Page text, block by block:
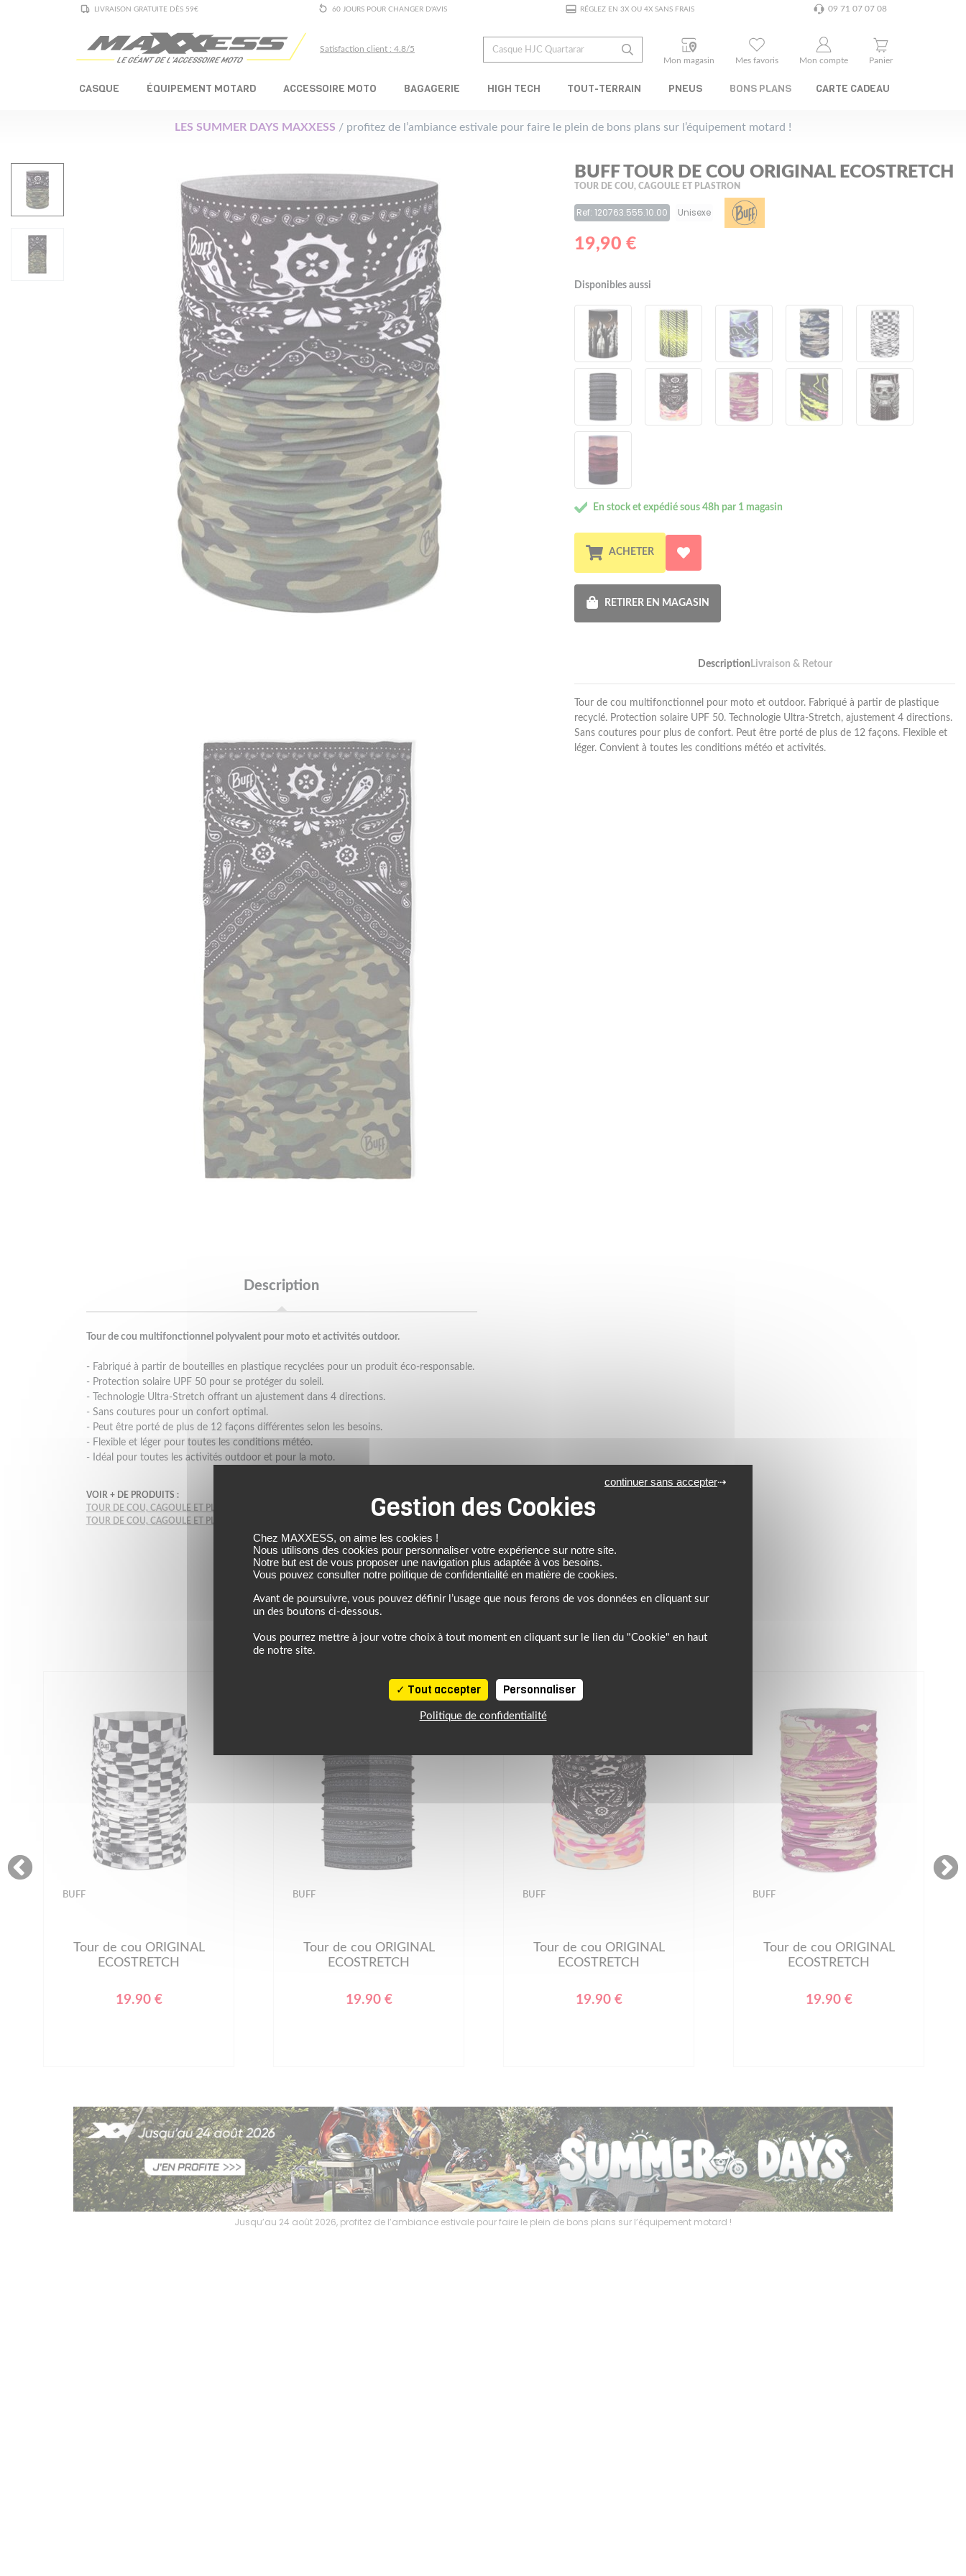
LIVRAISON GRATUITE DÈS 59€ 60 JOURS POUR CHANGER D'AVIS RÉGLEZ EN 3X OU 4X SANS FRAIS 09 71 07 07 08
Satisfaction client : 4.8/5
Mon magasin
Mes favoris Mon compte Panier
CASQUE ÉQUIPEMENT MOTARD ACCESSOIRE MOTO BAGAGERIE HIGH TECH TOUT-TERRAIN PNEUS BONS PLANS CARTE CADEAU
LES SUMMER DAYS MAXXESS / profitez de l’ambiance estivale pour faire le plein de bons plans sur l’équipement motard !
Description
Tour de cou multifonctionnel polyvalent pour moto et activités outdoor.
- Fabriqué à partir de bouteilles en plastique recyclées pour un produit éco-responsable.
- Protection solaire UPF 50 pour se protéger du soleil.
- Technologie Ultra-Stretch offrant un ajustement dans 4 directions.
- Sans coutures pour un confort optimal.
- Peut être porté de plus de 12 façons différentes selon les besoins.
- Flexible et léger pour toutes les conditions météo.
- Idéal pour toutes les activités outdoor et pour la moto.
VOIR + DE PRODUITS :
TOUR DE COU, CAGOULE ET PLASTRON BUFF
TOUR DE COU, CAGOULE ET PLASTRON UNISEXE
BUFF TOUR DE COU ORIGINAL ECOSTRETCH
TOUR DE COU, CAGOULE ET PLASTRON
Ref: 120763.555.10.00 Unisexe
19,90 €
Disponibles aussi
En stock et expédié sous 48h par 1 magasin
ACHETER
RETIRER EN MAGASIN
Description Livraison & Retour
Tour de cou multifonctionnel pour moto et outdoor. Fabriqué à partir de plastique
recyclé. Protection solaire UPF 50. Technologie Ultra-Stretch, ajustement 4 directions.
Sans coutures pour plus de confort. Peut être porté de plus de 12 façons. Flexible et
léger. Convient à toutes les conditions météo et activités.
NOTRE SÉLECTION DE PRODUITS SIMILAIRES
À DÉCOUVRIR
BUFF
Tour de cou ORIGINAL
ECOSTRETCH
19.90 €
BUFF
Tour de cou ORIGINAL
ECOSTRETCH
19.90 €
BUFF
Tour de cou ORIGINAL
ECOSTRETCH
19.90 €
BUFF
Tour de cou ORIGINAL
ECOSTRETCH
19.90 €
Jusqu’au 24 août 2026, profitez de l’ambiance estivale pour faire le plein de bons plans sur l’équipement motard !
Chez MAXXESS, on aime les cookies !
Nous utilisons des cookies pour personnaliser votre expérience sur notre site.
Notre but est de vous proposer une navigation plus adaptée à vos besoins.
Vous pouvez consulter notre politique de confidentialité en matière de cookies.
Avant de poursuivre, vous pouvez définir l’usage que nous ferons de vos données en cliquant sur
un des boutons ci-dessous.
Vous pourrez mettre à jour votre choix à tout moment en cliquant sur le lien du "Cookie" en haut
de notre site.
Tout accepter
continuer sans accepter
Personnaliser
Politique de confidentialité